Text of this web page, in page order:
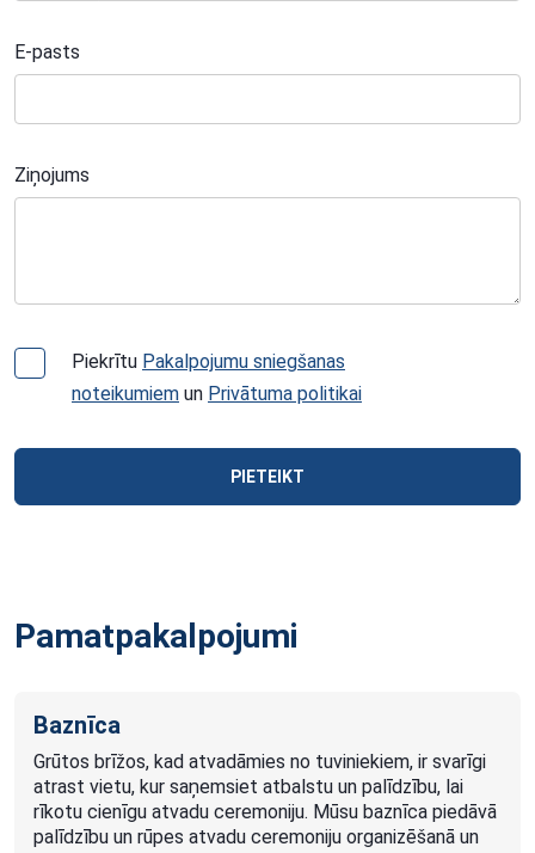
E-pasts
Ziņojums
Piekrītu Pakalpojumu sniegšanas
noteikumiem un Privātuma politikai
PIETEIKT
Pamatpakalpojumi
Baznīca
Grūtos brīžos, kad atvadāmies no tuviniekiem, ir svarīgi
atrast vietu, kur saņemsiet atbalstu un palīdzību, lai
rīkotu cienīgu atvadu ceremoniju. Mūsu baznīca piedāvā
palīdzību un rūpes atvadu ceremoniju organizēšanā un